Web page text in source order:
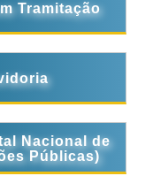
Tramitação
Nacional de
Públicas)